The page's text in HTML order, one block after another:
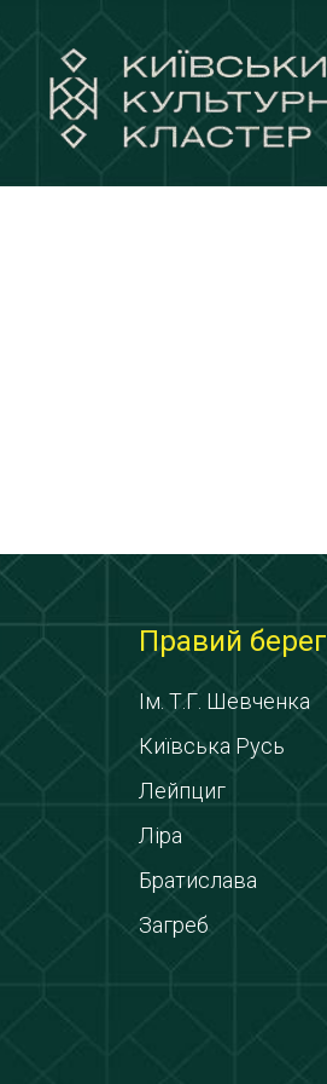
Правий берег
Ім. Т.Г. Шевченка
Київська Русь
Лейпциг
Ліра
Братислава
Загреб